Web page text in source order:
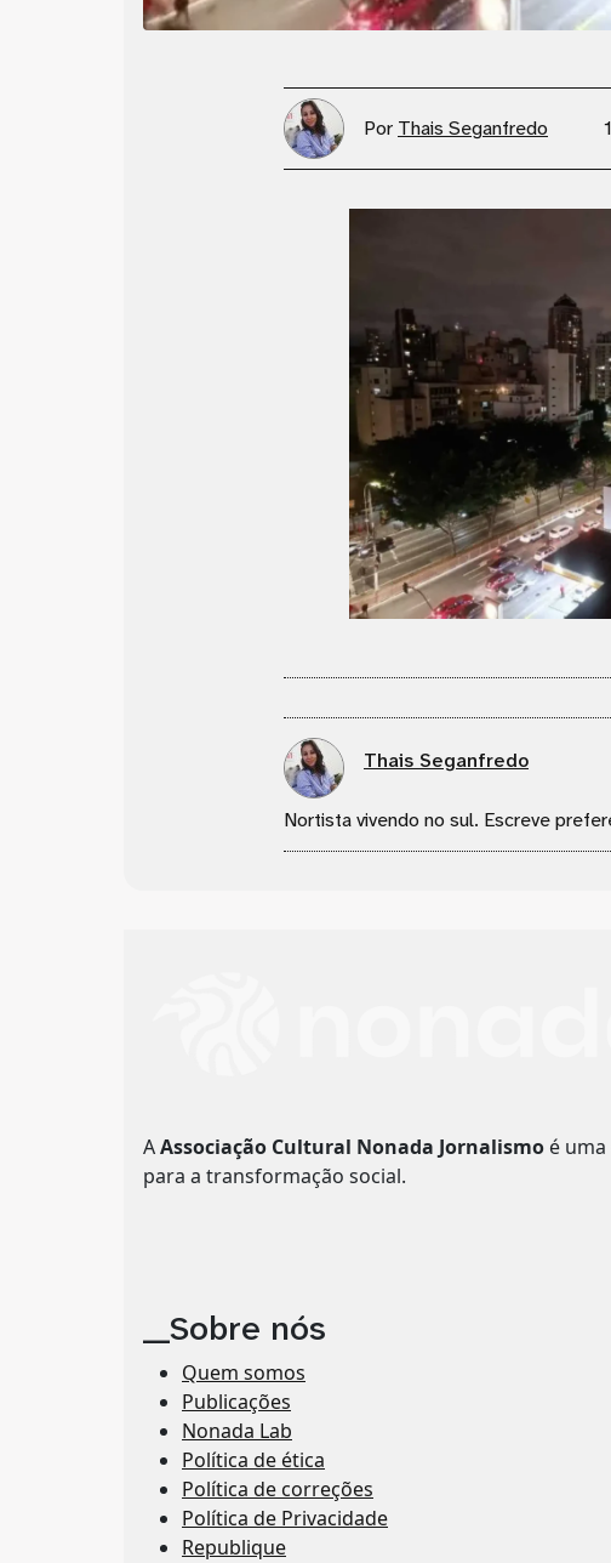
Por Thais Seganfredo
Thais Seganfredo
Nortista vivendo no sul. Escreve
AAssociação Cultural Nonada Jornalismo é
para a transformação social.
__Sobre nós
Quem somos
Publicações
Nonada Lab
Política de ética
Política de correções
Política de Privacidade
Republique